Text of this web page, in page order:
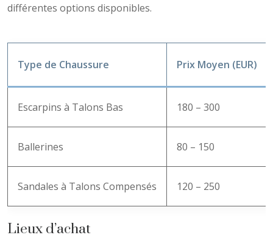
différentes options disponibles.
Type de Chaussure Prix Moyen (EUR)
Escarpins à Talons Bas 180 – 300
Ballerines 80 – 150
Sandales à Talons Compensés 120 – 250
Lieux d’achat